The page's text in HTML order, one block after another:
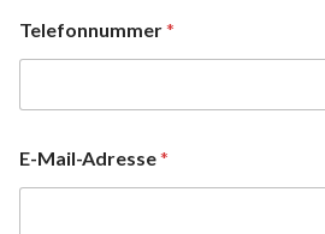
Telefonnummer*
E-Mail-Adresse*